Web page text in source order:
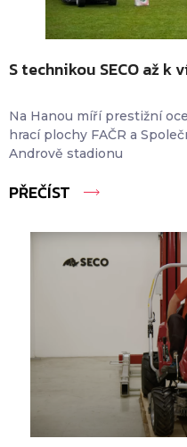
S technikou SECO až k
Na Hanou míří prestižní
hrací plochy FAČR a
Andrově stadionu
PŘEČÍST